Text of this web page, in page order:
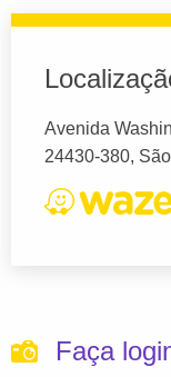
Avenida
24430-380,
Faça